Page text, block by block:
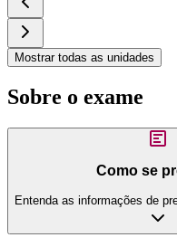
Mostrar todas as unidades
Sobre o exame
Como se
Entenda as informações de